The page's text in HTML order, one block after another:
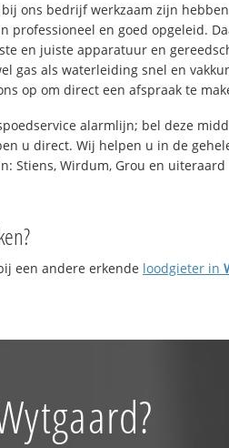
ons bedrijf werkzaam zijn
professioneel en goed opgeleid.
en juiste apparatuur en
gas als waterleiding snel en
op om direct een afspraak te
alarmlijn; bel deze
u direct. Wij helpen u in de
Stiens, Wirdum, Grou en uiteraard
een andere erkende loodgieter in